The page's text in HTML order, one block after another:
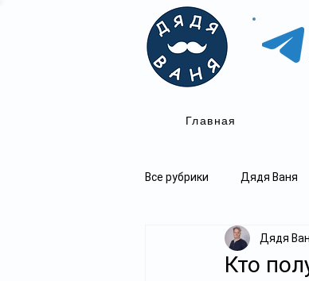
Главная
Все рубрики Дядя Ваня
Кто
Дядя